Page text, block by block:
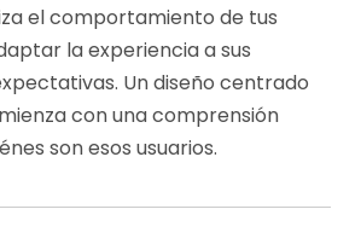
el comportamiento de tus
la experiencia a sus
Un diseño centrado
con una comprensión
son esos usuarios.